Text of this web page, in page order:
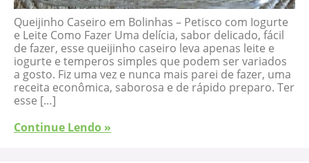
Queijinho Caseiro em Bolinhas – Petisco com Iogurte
e Leite Como Fazer Uma delícia, sabor delicado, fácil
de fazer, esse queijinho caseiro leva apenas leite e
iogurte e temperos simples que podem ser variados
a gosto. Fiz uma vez e nunca mais parei de fazer, uma
receita econômica, saborosa e de rápido preparo. Ter
esse […]
Continue Lendo »